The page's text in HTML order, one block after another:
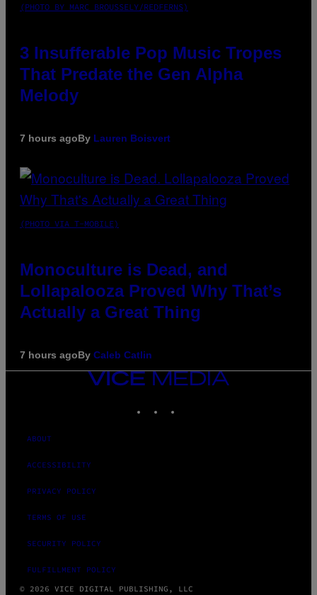
(PHOTO BY MARC BROUSSELY/REDFERNS)
3 Insufferable Pop Music Tropes
That Predate the Gen Alpha
Melody
7 hours agoBy Lauren Boisvert
(PHOTO VIA T-MOBILE)
Monoculture is Dead, and
Lollapalooza Proved Why That’s
Actually a Great Thing
7 hours agoBy Caleb Catlin
VICE
MEDIA
ABOUT
ACCESSIBILITY
PRIVACY POLICY
TERMS OF USE
SECURITY POLICY
FULFILLMENT POLICY
© 2026 VICE DIGITAL PUBLISHING, LLC